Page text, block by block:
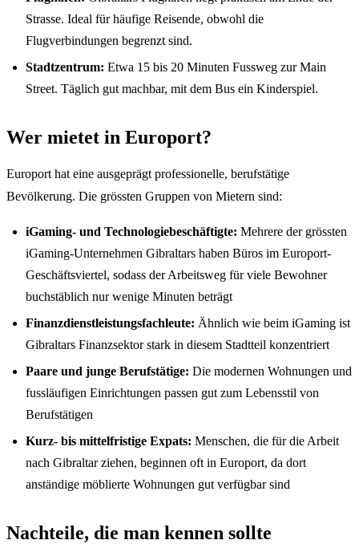
Strasse. Ideal für häufige Reisende, obwohl die
Flugverbindungen begrenzt sind.
Stadtzentrum: Etwa 15 bis 20 Minuten Fussweg zur Main
Street. Täglich gut machbar, mit dem Bus ein Kinderspiel.
Wer mietet in Europort?
Europort hat eine ausgeprägt professionelle, berufstätige
Bevölkerung. Die grössten Gruppen von Mietern sind:
iGaming- und Technologiebeschäftigte: Mehrere der grössten
iGaming-Unternehmen Gibraltars haben Büros im Europort-
Geschäftsviertel, sodass der Arbeitsweg für viele Bewohner
buchstäblich nur wenige Minuten beträgt
Finanzdienstleistungsfachleute: Ähnlich wie beim iGaming ist
Gibraltars Finanzsektor stark in diesem Stadtteil konzentriert
Paare und junge Berufstätige: Die modernen Wohnungen und
fussläufigen Einrichtungen passen gut zum Lebensstil von
Berufstätigen
Kurz- bis mittelfristige Expats: Menschen, die für die Arbeit
nach Gibraltar ziehen, beginnen oft in Europort, da dort
anständige möblierte Wohnungen gut verfügbar sind
Nachteile, die man kennen sollte